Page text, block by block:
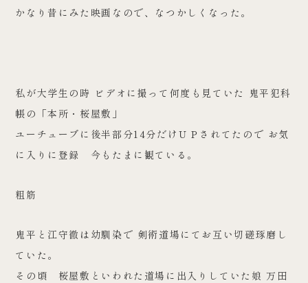
かなり昔にみた映画なので、なつかしくなった。
私が大学生の時 ビデオに撮って何度も見ていた 鬼平犯科
帳の「本所・桜屋敷」
ユーチューブに後半部分14分だけＵＰされてたので お気
に入りに登録 今もたまに観ている。
粗筋
鬼平と江守徹は幼馴染で 剣術道場にてお互い切磋琢磨し
ていた。
その頃 桜屋敷といわれた道場に出入りしていた娘 万田